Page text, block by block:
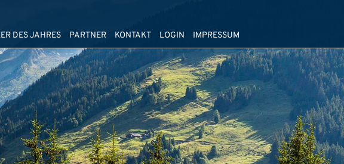
DES JAHRES PARTNER KONTAKT LOGIN IMPRESSUM